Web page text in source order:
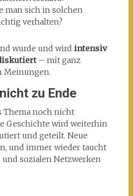
man sich in solchen
verhalten?
wurde und wird intensiv
– mit ganz
Meinungen.
zu Ende
Thema noch nicht
Geschichte wird weiterhin
und geteilt. Neue
und immer wieder taucht
sozialen Netzwerken